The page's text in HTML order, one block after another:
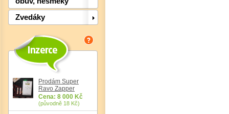
Zvedáky
Prodám Super
Ravo Zapper
Cena: 8 000 Kč
(původně 18 Kč)